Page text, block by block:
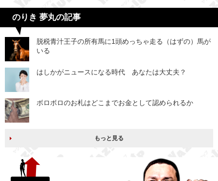
のりき 夢丸の記事
脱税青汁王子の所有馬に1頭めっちゃ走る（はずの）馬が
いる
はしかがニュースになる時代 あなたは大丈夫？
ボロボロのお札はどこまでお金として認められるか
もっと見る